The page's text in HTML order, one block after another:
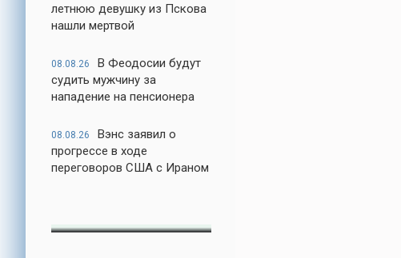
летнюю девушку из Пскова
нашли мертвой
08.08.26
В Феодосии будут
судить мужчину за
нападение на пенсионера
08.08.26
Вэнс заявил о
прогрессе в ходе
переговоров США с Ираном